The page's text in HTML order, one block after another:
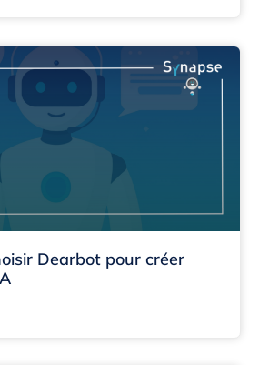
Dearbot pour créer